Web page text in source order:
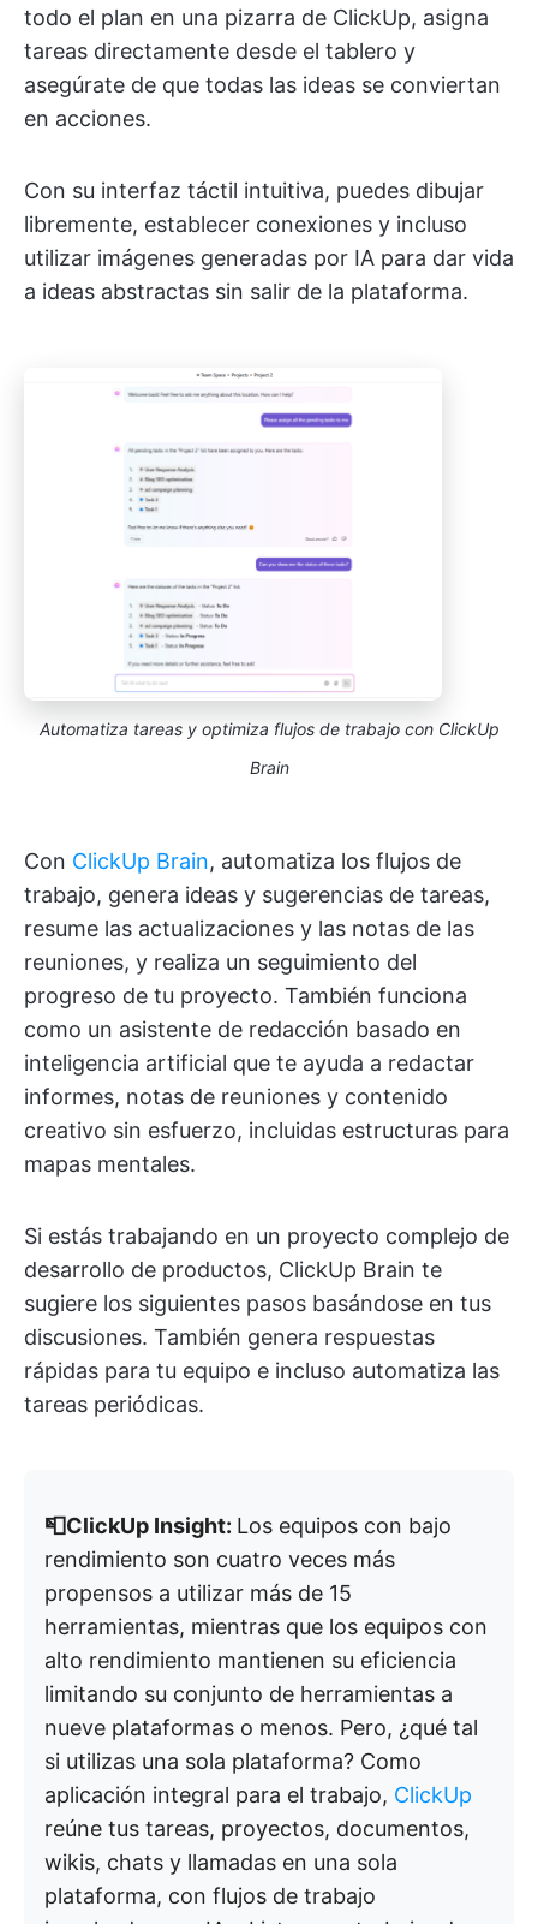
todo el plan en una pizarra de ClickUp, asigna
tareas directamente desde el tablero y
asegúrate de que todas las ideas se conviertan
en acciones.
Con su interfaz táctil intuitiva, puedes dibujar
libremente, establecer conexiones y incluso
utilizar imágenes generadas por IA para dar vida
a ideas abstractas sin salir de la plataforma.
Automatiza tareas y optimiza flujos de trabajo con ClickUp
Brain
Con ClickUp Brain, automatiza los flujos de
trabajo, genera ideas y sugerencias de tareas,
resume las actualizaciones y las notas de las
reuniones, y realiza un seguimiento del
progreso de tu proyecto. También funciona
como un asistente de redacción basado en
inteligencia artificial que te ayuda a redactar
informes, notas de reuniones y contenido
creativo sin esfuerzo, incluidas estructuras para
mapas mentales.
Si estás trabajando en un proyecto complejo de
desarrollo de productos, ClickUp Brain te
sugiere los siguientes pasos basándose en tus
discusiones. También genera respuestas
rápidas para tu equipo e incluso automatiza las
tareas periódicas.
📮ClickUp Insight: Los equipos con bajo
rendimiento son cuatro veces más
propensos a utilizar más de 15
herramientas, mientras que los equipos con
alto rendimiento mantienen su eficiencia
limitando su conjunto de herramientas a
nueve plataformas o menos. Pero, ¿qué tal
si utilizas una sola plataforma? Como
aplicación integral para el trabajo, ClickUp
reúne tus tareas, proyectos, documentos,
wikis, chats y llamadas en una sola
plataforma, con flujos de trabajo